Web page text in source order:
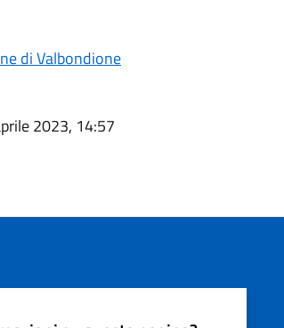
di Valbondione
2023, 14:57